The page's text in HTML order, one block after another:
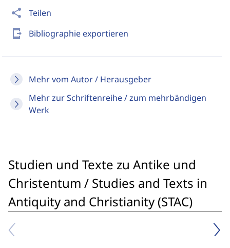
share Teilen
send_to_mobile Bibliographie exportieren
Mehr vom Autor / Herausgeber
Mehr zur Schriftenreihe / zum mehrbändigen
Werk
Studien und Texte zu Antike und
Christentum / Studies and Texts in
Antiquity and Christianity (STAC)